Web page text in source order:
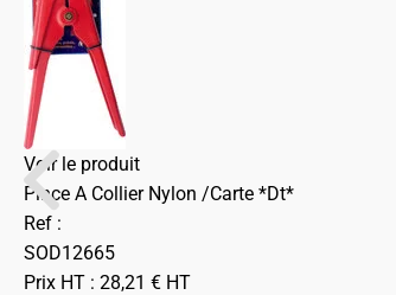
Voir le produit
Pince A Collier Nylon /Carte *Dt*
Ref :
SOD12665
Prix HT : 28,21 € HT